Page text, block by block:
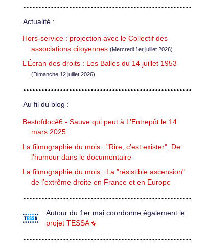
Actualité :
Hors-service : projection avec le Collectif des
associations citoyennes (Mercredi 1er juillet 2026)
L’Écran des droits : Les Balles du 14 juillet 1953
(Dimanche 12 juillet 2026)
Au fil du blog :
Bestofdoc#6 - Sauve qui peut à L’Entrepôt le 14
mars 2025
La filmographie du mois : "Rire, c’est exister". De
l’humour dans le documentaire
La filmographie du mois : La "résistible ascension"
de l’extrême droite en France et en Europe
Autour du 1er mai coordonne également le
projet TESSA